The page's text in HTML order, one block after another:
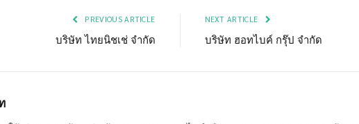
PREVIOUS ARTICLE
บริษัท ไทยนิชเช่ จำกัด
NEXT ARTICLE
บริษัท ฮอทไบค์ กรุ๊ป จำกัด